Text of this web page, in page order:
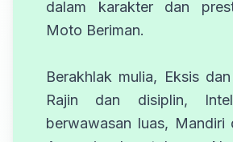
dalam karakter dan
Moto Beriman.
Berakhlak mulia, Eksis
Rajin dan disiplin,
berwawasan luas, Mandiri